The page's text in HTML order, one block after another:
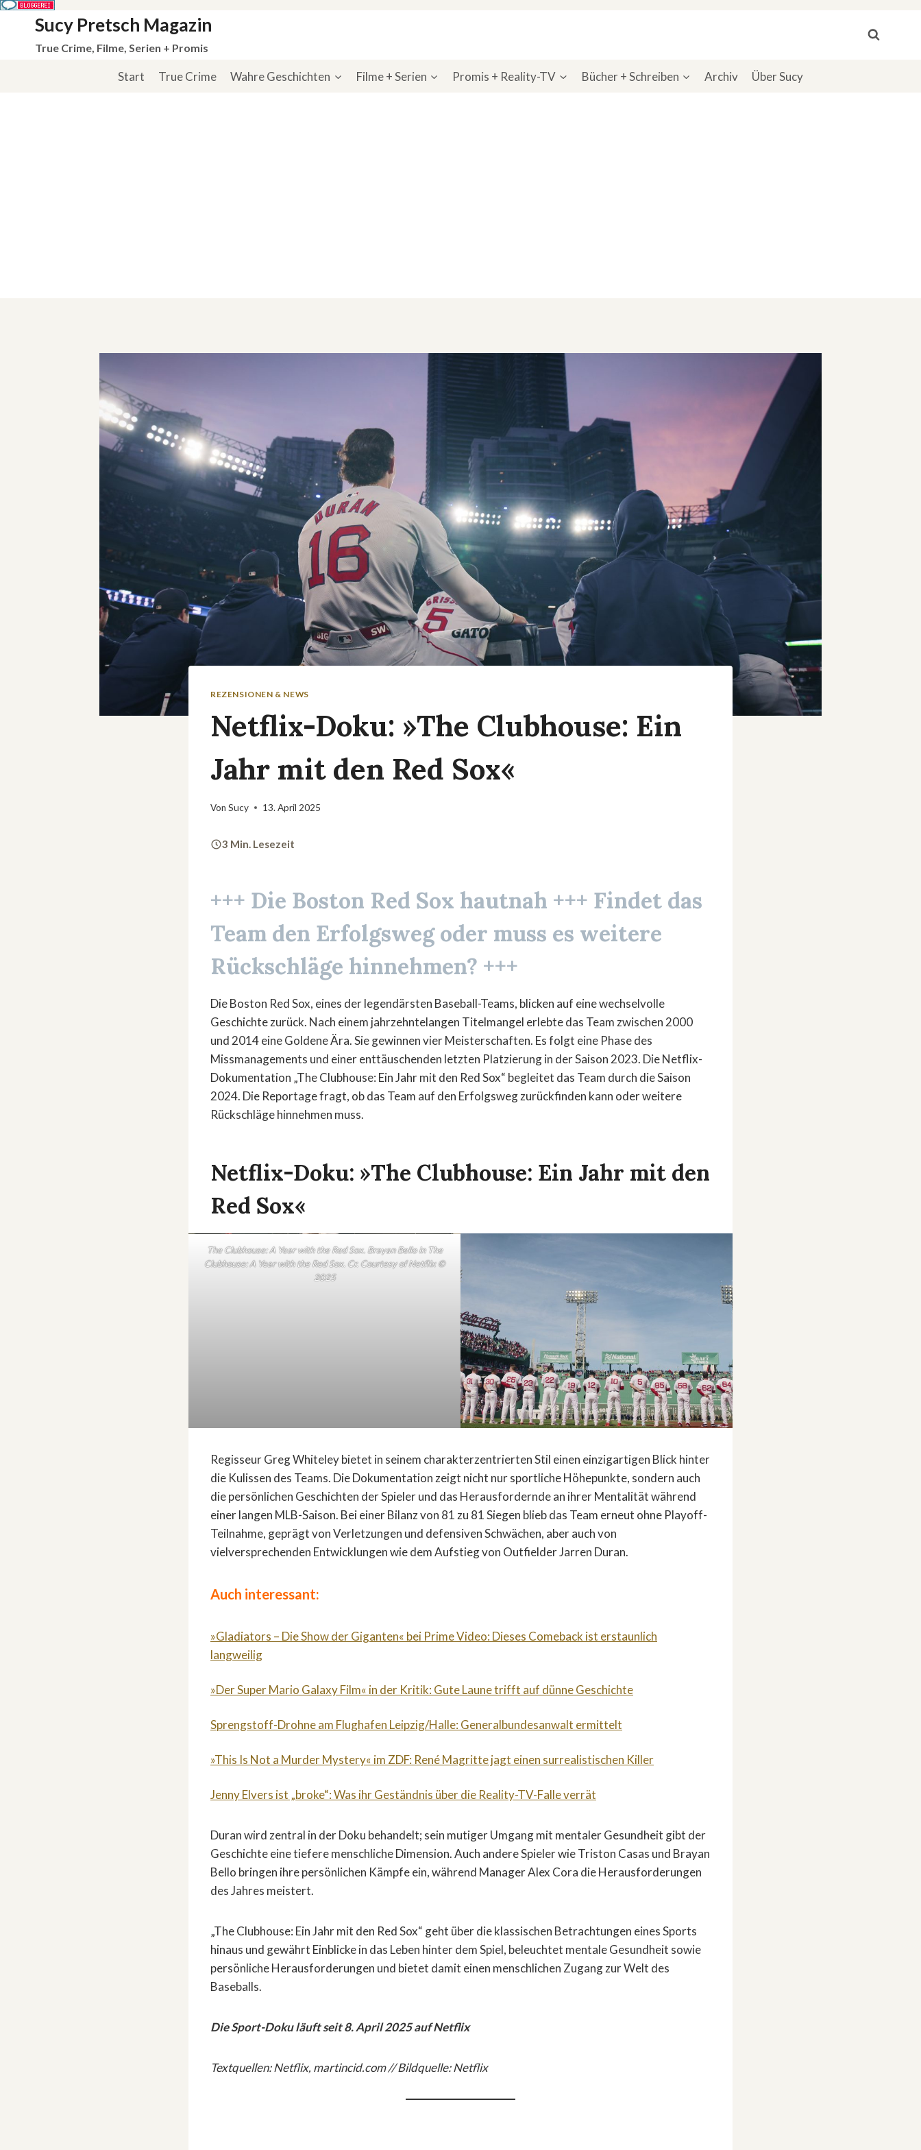
springen
Sucy Pretsch Magazin
True Crime, Filme, Serien + Promis
Start True Crime Wahre Geschichten Filme + Serien Promis + Reality-TV Bücher + Schreiben Archiv Über Sucy
REZENSIONEN & NEWS
Netflix-Doku: »The Clubhouse: Ein
Jahr mit den Red Sox«
Von Sucy 13. April 2025
3 Min. Lesezeit
+++ Die Boston Red Sox hautnah +++ Findet das
Team den Erfolgsweg oder muss es weitere
Rückschläge hinnehmen? +++
Die Boston Red Sox, eines der legendärsten Baseball-Teams, blicken auf eine wechselvolle
Geschichte zurück. Nach einem jahrzehntelangen Titelmangel erlebte das Team zwischen 2000
und 2014 eine Goldene Ära. Sie gewinnen vier Meisterschaften. Es folgt eine Phase des
Missmanage­ments und einer enttäuschenden letzten Platzierung in der Saison 2023. Die Netflix-
Dokumentation „The Clubhouse: Ein Jahr mit den Red Sox“ begleitet das Team durch die Saison
2024. Die Reportage fragt, ob das Team auf den Erfolgsweg zurückfinden kann oder weitere
Rückschläge hinnehmen muss.
Netflix-Doku: »The Clubhouse: Ein Jahr mit den
Red Sox«
The Clubhouse: A Year with the Red Sox. Brayan Bello in The
Clubhouse: A Year with the Red Sox. Cr. Courtesy of Netflix ©
2025
Regisseur Greg Whiteley bietet in seinem charakterzentrierten Stil einen einzigartigen Blick hinter
die Kulissen des Teams. Die Dokumentation zeigt nicht nur sportliche Höhepunkte, sondern auch
die persönlichen Geschichten der Spieler und das Herausfordernde an ihrer Mentalität während
einer langen MLB-Saison. Bei einer Bilanz von 81 zu 81 Siegen blieb das Team erneut ohne Playoff-
Teilnahme, geprägt von Verletzungen und defensiven Schwächen, aber auch von
vielversprechenden Entwicklungen wie dem Aufstieg von Outfielder Jarren Duran.
Auch interessant:
»Gladiators – Die Show der Giganten« bei Prime Video: Dieses Comeback ist erstaunlich
langweilig
»Der Super Mario Galaxy Film« in der Kritik: Gute Laune trifft auf dünne Geschichte
Sprengstoff-Drohne am Flughafen Leipzig/Halle: Generalbundesanwalt ermittelt
»This Is Not a Murder Mystery« im ZDF: René Magritte jagt einen surrealistischen Killer
Jenny Elvers ist „broke“: Was ihr Geständnis über die Reality-TV-Falle verrät
Duran wird zentral in der Doku behandelt; sein mutiger Umgang mit mentaler Gesundheit gibt der
Geschichte eine tiefere menschliche Dimension. Auch andere Spieler wie Triston Casas und Brayan
Bello bringen ihre persönlichen Kämpfe ein, während Manager Alex Cora die Herausforderungen
des Jahres meistert.
„The Clubhouse: Ein Jahr mit den Red Sox“ geht über die klassischen Betrachtungen eines Sports
hinaus und gewährt Einblicke in das Leben hinter dem Spiel, beleuchtet mentale Gesundheit sowie
persönliche Herausforderungen und bietet damit einen menschlichen Zugang zur Welt des
Baseballs.
Die Sport-Doku läuft seit 8. April 2025 auf Netflix
Textquellen: Netflix, martincid.com // Bildquelle:Netflix